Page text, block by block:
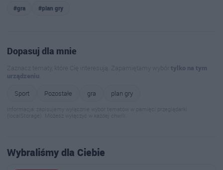
#gra #plan gry
Dopasuj dla mnie
Zaznacz tematy, które Cię interesują. Zapamiętamy wybórtylko na tym
urządzeniu.
Sport
Pozostałe gra plan gry
Informacja: zapisujemy wyłącznie wybór tematów w pamięci przeglądarki
(localStorage). Możesz wyłączyć w każdej chwili.
Wybraliśmy dla Ciebie